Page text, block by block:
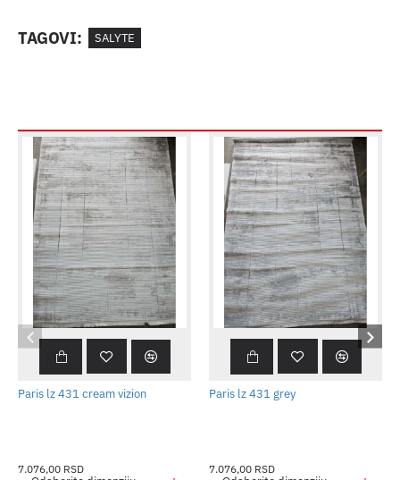
TAGOVI: SALYTE
Paris lz 431 cream vizion
7.076,00 RSD
Paris lz 431 grey
7.076,00 RSD